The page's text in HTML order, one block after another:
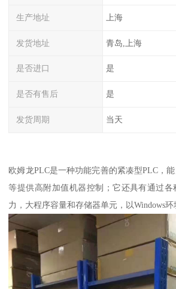
生产地址 上海
发货地址 青岛,上海
是否进口 是
是否有售后 是
发货周期 当天
欧姆龙PLC是一种功能完善的紧凑型PLC，
等提供高附加值机器控制；它还具有通过
力，大程序容量和存储器单元，以Windows环